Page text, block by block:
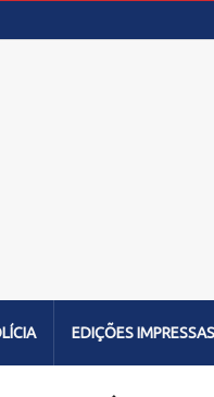
EDIÇÕES IMPRESSAS